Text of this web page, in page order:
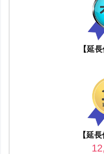
【延
【延